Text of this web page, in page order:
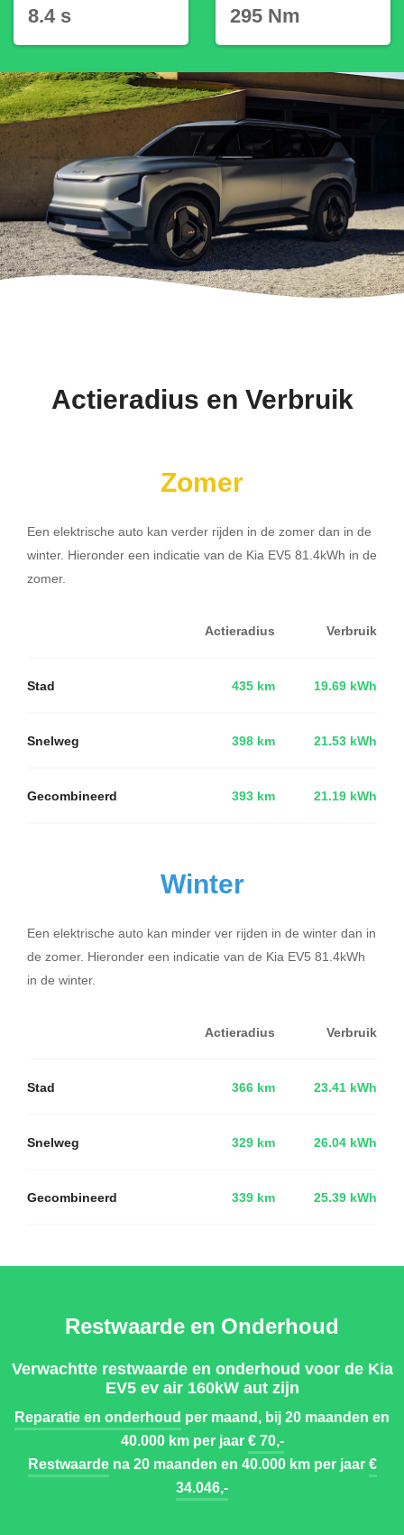
8.4 s 295 Nm
Actieradius en Verbruik
Zomer
Een elektrische auto kan verder rijden in de zomer dan in de
winter. Hieronder een indicatie van de Kia EV5 81.4kWh in de
zomer.
Actieradius Verbruik
Stad 435 km 19.69 kWh
Snelweg 398 km 21.53 kWh
Gecombineerd 393 km 21.19 kWh
Winter
Een elektrische auto kan minder ver rijden in de winter dan in
de zomer. Hieronder een indicatie van de Kia EV5 81.4kWh
in de winter.
Actieradius Verbruik
Stad 366 km 23.41 kWh
Snelweg 329 km 26.04 kWh
Gecombineerd 339 km 25.39 kWh
Restwaarde en Onderhoud
Verwachtte restwaarde en onderhoud voor de Kia
EV5 ev air 160kW aut zijn
Reparatie en onderhoud per maand, bij 20 maanden en
40.000 km per jaar€ 70,-
Restwaardena 20 maanden en 40.000 km per jaar€
34.046,-